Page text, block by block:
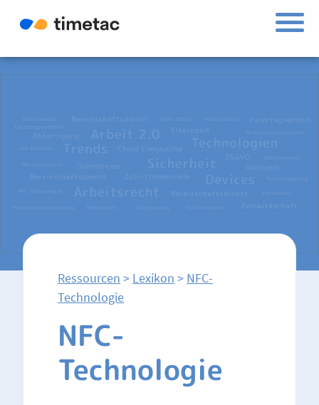
Ressourcen > Lexikon > NFC-
Technologie
NFC-
Technologie